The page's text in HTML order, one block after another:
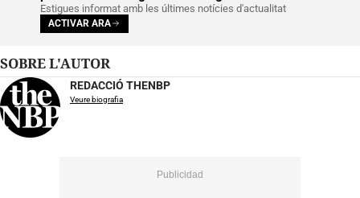
Estigues informat amb les últimes notícies d'actualitat
ACTIVAR ARA
SOBRE L'AUTOR
REDACCIÓ THENBP
Veure biografia